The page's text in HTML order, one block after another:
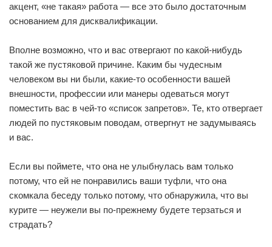
акцент, «не такая» работа — все это было достаточным
основанием для дисквалификации.
Вполне возможно, что и вас отвергают по какой-нибудь
такой же пустяковой причине. Каким бы чудесным
человеком вы ни были, какие-то особенности вашей
внешности, профессии или манеры одеваться могут
поместить вас в чей-то «список запретов». Те, кто отвергает
людей по пустяковым поводам, отвергнут не задумываясь
и вас.
Если вы поймете, что она не улыбнулась вам только
потому, что ей не понравились ваши туфли, что она
скомкала беседу только потому, что обнаружила, что вы
курите — неужели вы по-прежнему будете терзаться и
страдать?